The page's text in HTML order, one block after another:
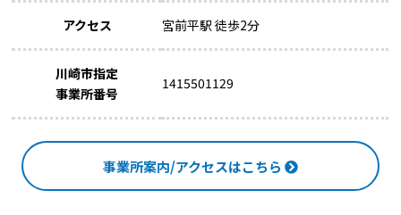
アクセス 宮前平駅 徒歩2分
川崎市指定
事業所番号
1415501129
事業所案内/アクセスはこちら